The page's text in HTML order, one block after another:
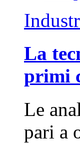
La
primi
Le
pari a